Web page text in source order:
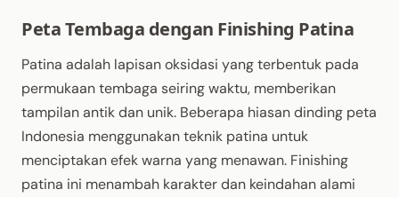
Peta Tembaga dengan Finishing Patina
Patina adalah lapisan oksidasi yang terbentuk pada
permukaan tembaga seiring waktu, memberikan
tampilan antik dan unik. Beberapa hiasan dinding peta
Indonesia menggunakan teknik patina untuk
menciptakan efek warna yang menawan. Finishing
patina ini menambah karakter dan keindahan alami